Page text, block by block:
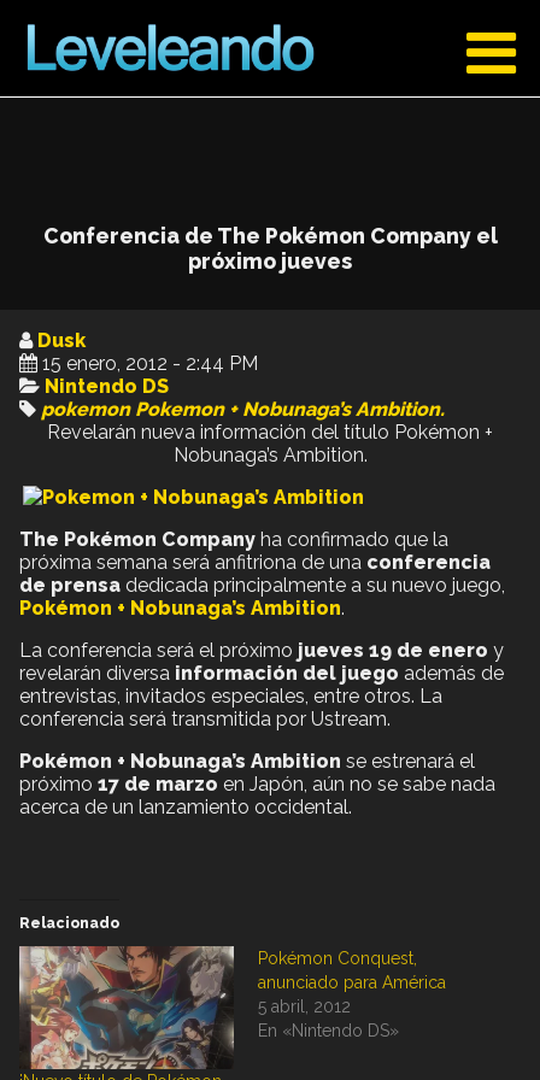
Conferencia de The Pokémon Company el
próximo jueves
Dusk
15 enero, 2012 - 2:44 PM
Nintendo DS
pokemon Pokemon + Nobunaga’s Ambition.
Revelarán nueva información del título Pokémon +
Nobunaga’s Ambition.
The Pokémon Company ha confirmado que la
próxima semana será anfitriona de una conferencia
de prensa dedicada principalmente a su nuevo juego,
Pokémon + Nobunaga’s Ambition.
La conferencia será el próximo jueves 19 de enero y
revelarán diversa información del juego además de
entrevistas, invitados especiales, entre otros. La
conferencia será transmitida por Ustream.
Pokémon + Nobunaga’s Ambition se estrenará el
próximo 17 de marzo en Japón, aún no se sabe nada
acerca de un lanzamiento occidental.
Relacionado
Pokémon Conquest,
anunciado para América
5 abril, 2012
En «Nintendo DS»